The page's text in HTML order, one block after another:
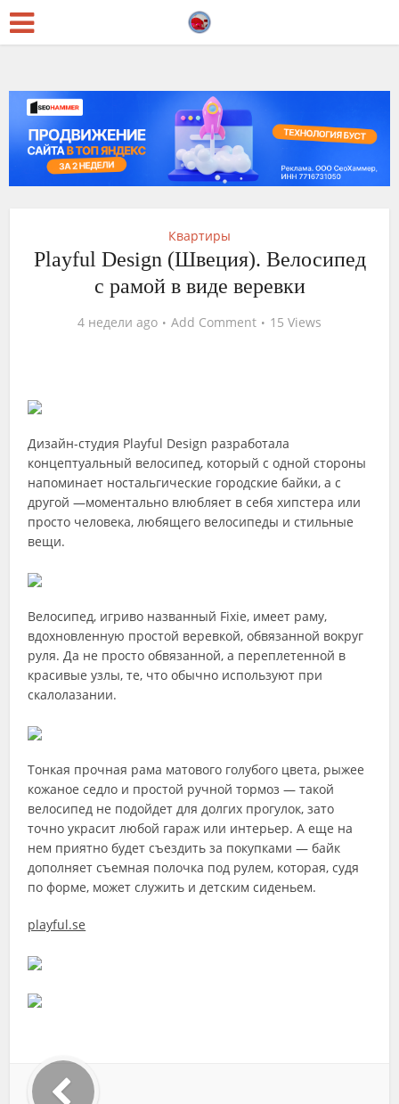
Квартиры
Playful Design (Швеция). Велосипед
с рамой в виде веревки
4 недели ago Add Comment 15 Views
Дизайн-студия Playful Design разработала
концептуальный велосипед, который с одной стороны
напоминает ностальгические городские байки, а с
другой —моментально влюбляет в себя хипстера или
просто человека, любящего велосипеды и стильные
вещи.
Велосипед, игриво названный Fixie, имеет раму,
вдохновленную простой веревкой, обвязанной вокруг
руля. Да не просто обвязанной, а переплетенной в
красивые узлы, те, что обычно используют при
скалолазании.
Тонкая прочная рама матового голубого цвета, рыжее
кожаное седло и простой ручной тормоз — такой
велосипед не подойдет для долгих прогулок, зато
точно украсит любой гараж или интерьер. А еще на
нем приятно будет съездить за покупками — байк
дополняет съемная полочка под рулем, которая, судя
по форме, может служить и детским сиденьем.
playful.se